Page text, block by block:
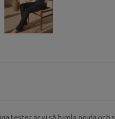
tester är vi så himla nöjda och